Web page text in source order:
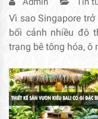
Vì sao Singapore
bối cảnh nhiều đô
trạng bê tông hóa, ô